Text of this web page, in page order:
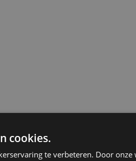
cookies.
te verbeteren. Door onze